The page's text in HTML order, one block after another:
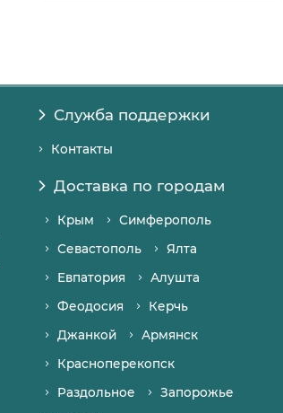
Служба поддержки
Контакты
Доставка по городам
Крым
Симферополь
Севастополь
Ялта
Евпатория
Алушта
Феодосия
Керчь
Джанкой
Армянск
Красноперекопск
Раздольное
Запорожье